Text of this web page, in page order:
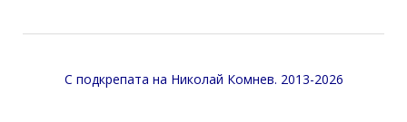
С подкрепата на Николай Комнев. 2013-2026